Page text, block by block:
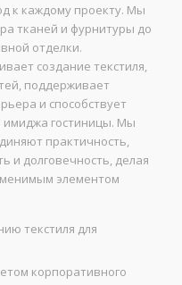
к каждому проекту. Мы
тканей и фурнитуры до
отделки.
создание текстиля,
поддерживает
и способствует
гостиницы. Мы
практичность,
и долговечность, делая
элементом
текстиля для
корпоративного